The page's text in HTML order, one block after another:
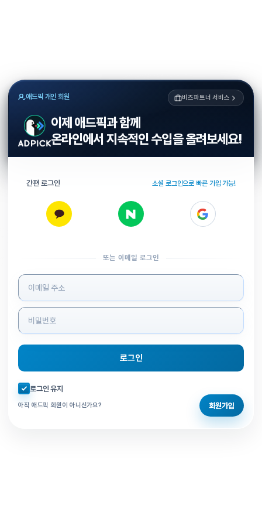
애드픽 개인 회원 비즈파트너 서비스
이제 애드픽과 함께
온라인에서 지속적인 수입을 올려보세요!
간편 로그인 소셜 로그인으로 빠른 가입 가능!
또는 이메일 로그인
로그인 정보 입력
로그인
자동로그인 체크
로그인 유지
아직 애드픽 회원이 아니신가요? 회원가입